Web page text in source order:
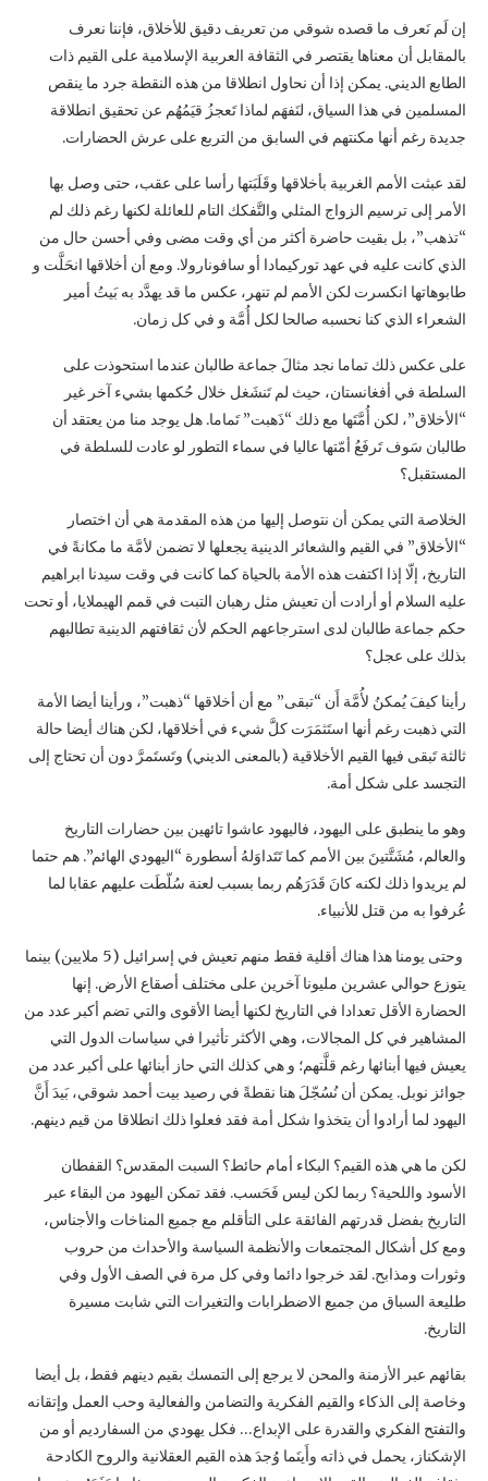
إن لَم نَعرف ما قصده شوقي من تعريف دقيق للأخلاق، فإننا نعرف
بالمقابل أن معناها يقتصر في الثقافة العربية الإسلامية على القيم ذات
الطابع الديني. يمكن إذا أن نحاول انطلاقا من هذه النقطة جرد ما ينقص
المسلمين في هذا السياق، لنَفهَم لماذا تَعجزُ قيَمُهُم عن تحقيق انطلاقة
جديدة رغم أنها مكنتهم في السابق من التربع على عرش الحضارات.
لقد عبثت الأمم الغربية بأخلاقها وقَلَبَتها رأسا على عقب، حتى وصل بها
الأمر إلى ترسيم الزواج المثلي والتَّفكك التام للعائلة لكنها رغم ذلك لم
“تذهب”، بل بقيت حاضرة أكثر من أي وقت مضى وفي أحسن حال من
الذي كانت عليه في عهد توركيمادا أو سافونارولا. ومع أن أخلاقها انحَلَّت و
طابوهاتها انكسرت لكن الأمم لم تنهر، عكس ما قد يهدَّد به بَيتُ أمير
الشعراء الذي كنا نحسبه صالحا لكل أُمَّة و في كل زمان.
على عكس ذلك تماما نجد مثالَ جماعة طالبان عندما استحوذت على
السلطة في أفغانستان، حيث لم تَنشَغل خلال حُكمها بشيء آخر غير
“الأخلاق”، لكن أُمَّتَها مع ذلك “ذَهبت” تَماما. هل يوجد منا من يعتقد أن
طالبان سَوف تَرفَعُ أمّتها عاليا في سماء التطور لو عادت للسلطة في
المستقبل؟
الخلاصة التي يمكن أن نتوصل إليها من هذه المقدمة هي أن اختصار
“الأخلاق” في القيم والشعائر الدينية يجعلها لا تضمن لأمَّة ما مكانةً في
التاريخ، إلّا إذا اكتفت هذه الأمة بالحياة كما كانت في وقت سيدنا ابراهيم
عليه السلام أو أرادت أن تعيش مثل رهبان التبت في قمم الهيملايا، أو تحت
حكم جماعة طالبان لدى استرجاعهم الحكم لأن ثقافتهم الدينية تطالبهم
بذلك على عجل؟
رأينا كيفَ يُمكنُ لأُمَّة أَن “تبقى” مع أن أخلاقها “ذهبت”، ورأينا أيضا الأمة
التي ذهبت رغم أنها استَثمَرَت كلَّ شيء في أخلاقها، لكن هناك أيضا حالة
ثالثة تَبقى فيها القيم الأخلاقية (بالمعنى الديني) وتَستَمرَّ دون أن تحتاج إلى
التجسد على شكل أمة.
وهو ما ينطبق على اليهود، فاليهود عاشوا تائهين بين حضارات التاريخ
والعالم، مُشَتَّتينَ بين الأمم كما تَتَداوَلهُ أسطورة “اليهودي الهائم”. هم حتما
لم يريدوا ذلك لكنه كانَ قَدَرَهُم ربما بسبب لعنة سُلّطَت عليهم عقابا لما
عُرفوا به من قتل للأنبياء.
وحتى يومنا هذا هناك أقلية فقط منهم تعيش في إسرائيل (5 ملايين) بينما
يتوزع حوالي عشرين مليونا آخرين على مختلف أصقاع الأرض. إنها
الحضارة الأقل تعدادا في التاريخ لكنها أيضا الأقوى والتي تضم أكبر عدد من
المشاهير في كل المجالات، وهي الأكثر تأثيرا في سياسات الدول التي
يعيش فيها أبنائها رغم قلَّتهم؛ و هي كذلك التي حاز أبنائها على أكبر عدد من
جوائز نوبل. يمكن أن نُسُجّلَ هنا نقطةً في رصيد بيت أحمد شوقي، بَيدَ أَنَّ
اليهود لما أرادوا أن يتخذوا شكل أمة فقد فعلوا ذلك انطلاقا من قيم دينهم.
لكن ما هي هذه القيم؟ البكاء أمام حائط؟ السبت المقدس؟ القفطان
الأسود واللحية؟ ربما لكن ليس فَحَسب. فقد تمكن اليهود من البقاء عبر
التاريخ بفضل قدرتهم الفائقة على التأقلم مع جميع المناخات والأجناس،
ومع كل أشكال المجتمعات والأنظمة السياسة والأحداث من حروب
وثورات ومذابح. لقد خرجوا دائما وفي كل مرة في الصف الأول وفي
طليعة السباق من جميع الاضطرابات والتغيرات التي شابت مسيرة
التاريخ.
بقائهم عبر الأزمنة والمحن لا يرجع إلى التمسك بقيم دينهم فقط، بل أيضا
وخاصة إلى الذكاء والقيم الفكرية والتضامن والفعالية وحب العمل وإتقانه
والتفتح الفكري والقدرة على الإبداع… فكل يهودي من السفارديم أو من
الإشكناز، يحمل في ذاته وأَينَما وُجدَ هذه القيم العقلانية والروح الكادحة